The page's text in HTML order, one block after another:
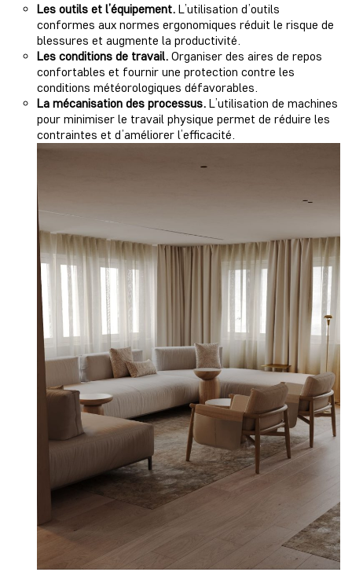
Les outils et l’équipement. L’utilisation d’outils
conformes aux normes ergonomiques réduit le risque de
blessures et augmente la productivité.
Les conditions de travail. Organiser des aires de repos
confortables et fournir une protection contre les
conditions météorologiques défavorables.
La mécanisation des processus. L’utilisation de machines
pour minimiser le travail physique permet de réduire les
contraintes et d’améliorer l’efficacité.